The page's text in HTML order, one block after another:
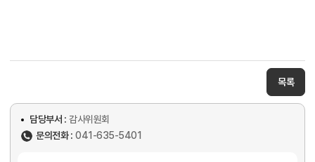
목록
담당부서 : 감사위원회
문의전화 : 041-635-5401